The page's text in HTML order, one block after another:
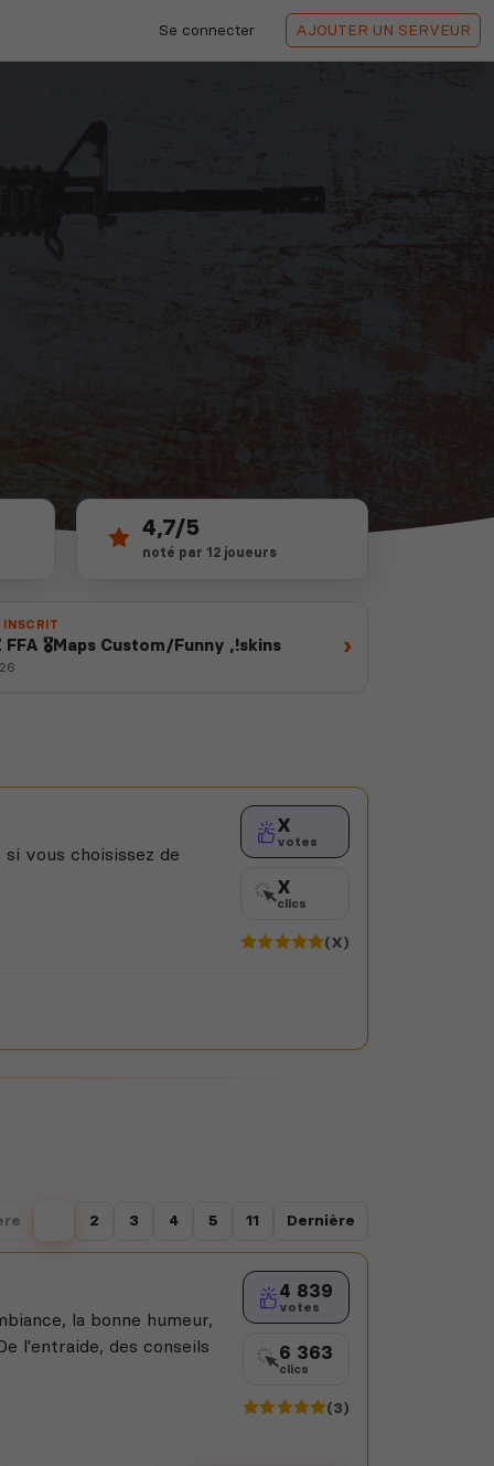
Se connecter AJOUTER UN SERVEUR
4,7/5
noté par 12 joueurs
INSCRIT
FFA 🎖️Maps Custom/Funny ,!skins ›
vous choisissez de
X
votes
X
clics
(X)
2 3 4 5 11 Dernière
la bonne humeur,
l'entraide, des conseils
4 839
votes
6 363
clics
(3)